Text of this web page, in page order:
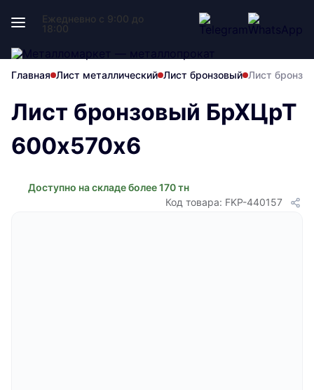
Ежедневно с 9:00 до
18:00
Главная Лист металлический Лист бронзовый Лист
Лист бронзовый БрХЦрТ
600х570х6
Доступно на складе более 170 тн
Код товара: FKP-440157